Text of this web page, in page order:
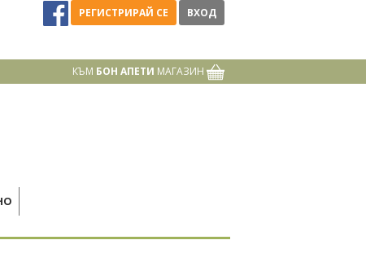
РЕГИСТРИРАЙ СЕ ВХОД
КЪМ БОН АПЕТИ МАГАЗИН